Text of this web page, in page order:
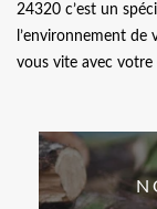
24320 c’est un
l’environnement
vous vite avec votre